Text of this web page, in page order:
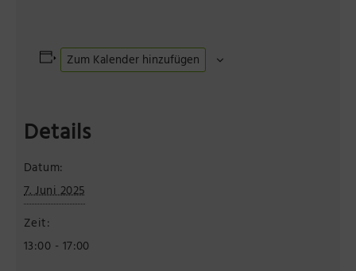
Zum Kalender hinzufügen
Details
Datum:
7. Juni 2025
Zeit:
13:00 - 17:00